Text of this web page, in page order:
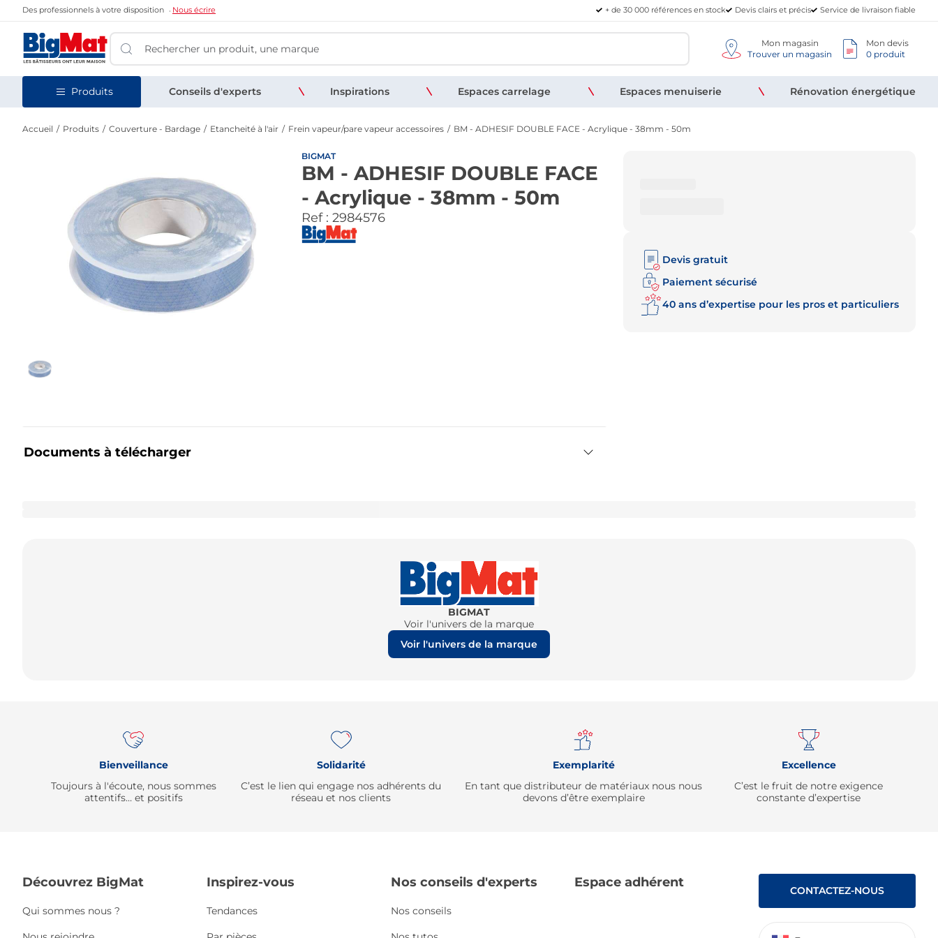
Des professionnels à votre disposition Nous écrire + de 30 000 références en stock Devis clairs et précis Service de livraison fiable
Mon magasin
Trouver un magasin
Mon devis
0 produit
Produits Conseils d'experts Inspirations Espaces carrelage Espaces menuiserie Rénovation énergétique
Accueil Produits Couverture - Bardage Etancheité à l'air Frein vapeur/pare vapeur accessoires BM - ADHESIF DOUBLE FACE - Acrylique - 38mm - 50m
BIGMAT
BM - ADHESIF DOUBLE FACE
- Acrylique - 38mm - 50m
Ref : 2984576
Documents à télécharger
Devis gratuit
Paiement sécurisé
40 ans d’expertise pour les pros et particuliers
BIGMAT
Voir l'univers de la marque
Voir l'univers de la marque
Bienveillance
Toujours à l'écoute, nous sommes
attentifs… et positifs
Solidarité
C’est le lien qui engage nos adhérents du
réseau et nos clients
Exemplarité
En tant que distributeur de matériaux nous nous
devons d’être exemplaire
Excellence
C’est le fruit de notre exigence
constante d’expertise
Découvrez BigMat
Qui sommes nous ?
Inspirez-vous
Tendances
Nos conseils d'experts
Nos conseils
Espace adhérent
CONTACTEZ-NOUS